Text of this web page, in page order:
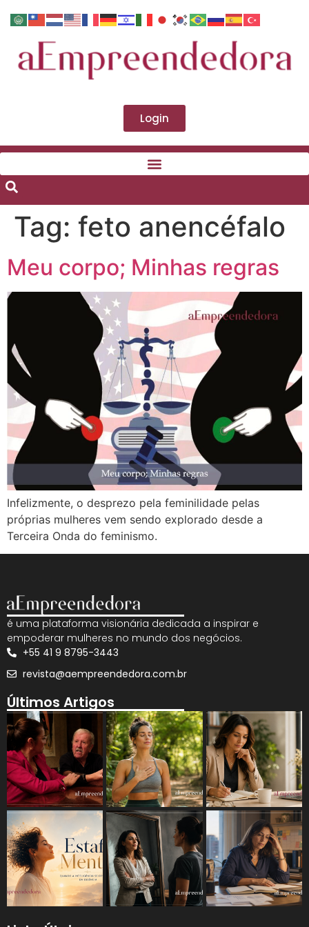
Login
Tag: feto anencéfalo
Meu corpo; Minhas regras
Infelizmente, o desprezo pela feminilidade pelas
próprias mulheres vem sendo explorado desde a
Terceira Onda do feminismo.
é uma plataforma visionária dedicada a inspirar e
empoderar mulheres no mundo dos negócios.
+55 41 9 8795-3443
revista@aempreendedora.com.br
Últimos Artigos